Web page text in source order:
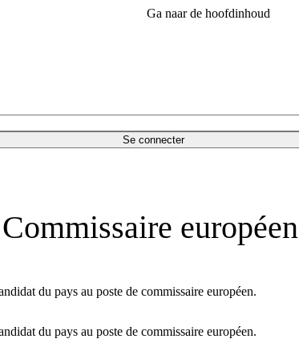
Ga naar de hoofdinhoud
Se connecter
européen
du pays au poste de commissaire européen.
du pays au poste de commissaire européen.